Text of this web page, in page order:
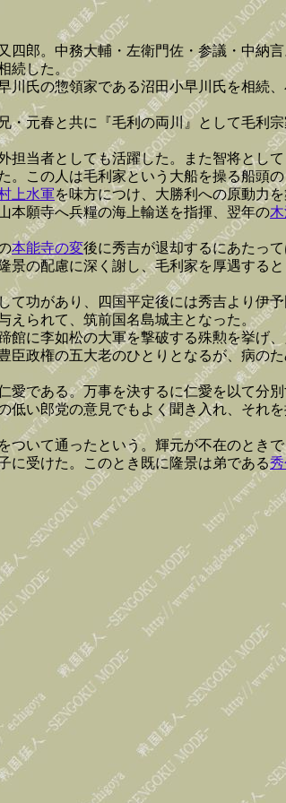
四郎。中務大輔・左衛門佐・参議・中納言
続した。
氏の惣領家である沼田小早川氏を相続
・元春と共に『毛利の両川』として毛利
当者としても活躍した。また智将として
。この人は毛利家という大船を操る船頭
上水軍を味方につけ、大勝利への原動力を
本願寺へ兵糧の海上輸送を指揮、翌年の
本能寺の変後に秀吉が退却するにあたっ
の配慮に深く謝し、毛利家を厚遇する
て功があり、四国平定後には秀吉より伊
えられて、筑前国名島城主となった。
館に李如松の大軍を撃破する殊勲を挙げ
政権の五大老のひとりとなるが、病の
愛である。万事を決するに仁愛を以て分
い郎党の意見でもよく聞き入れ、それ
いて通ったという。輝元が不在のとき
に受けた。このとき既に隆景は弟である